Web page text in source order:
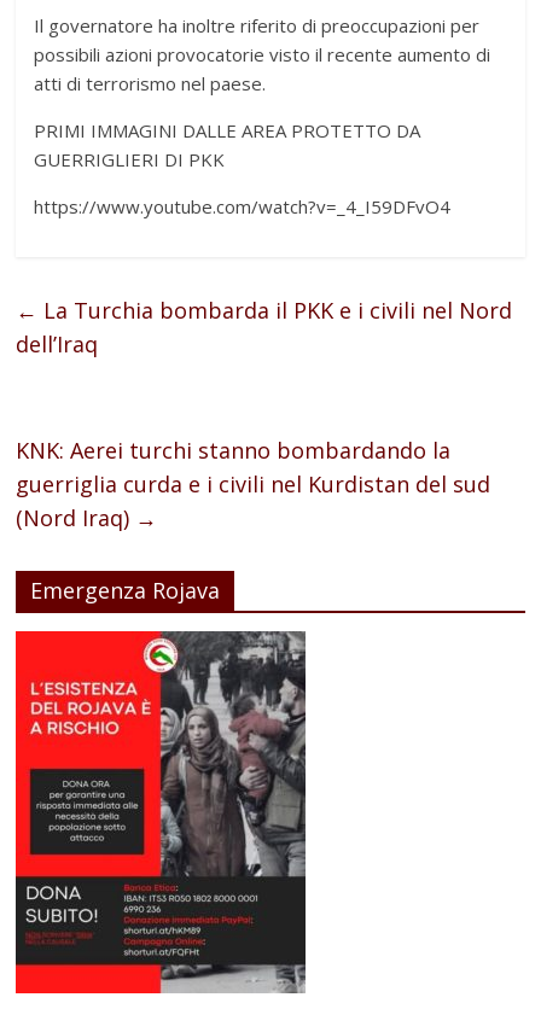
Il governatore ha inoltre riferito di preoccupazioni per
possibili azioni provocatorie visto il recente aumento di
atti di terrorismo nel paese.
PRIMI IMMAGINI DALLE AREA PROTETTO DA
GUERRIGLIERI DI PKK
https://www.youtube.com/watch?v=_4_I59DFvO4
← La Turchia bombarda il PKK e i civili nel Nord
dell’Iraq
KNK: Aerei turchi stanno bombardando la
guerriglia curda e i civili nel Kurdistan del sud
(Nord Iraq) →
Emergenza Rojava